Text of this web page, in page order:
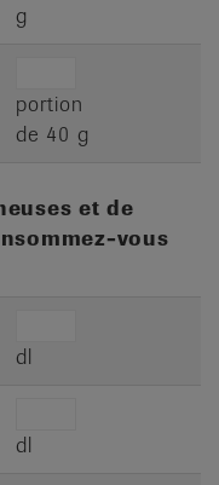
g
portion
de 40 g
et de
vous
dl
dl